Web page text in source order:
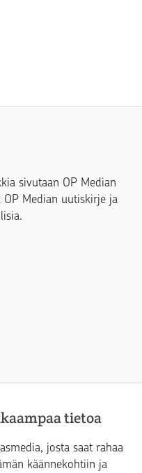
sivutaan OP Median
Median uutiskirje ja
tietoa
josta saat rahaa
käännekohtiin ja